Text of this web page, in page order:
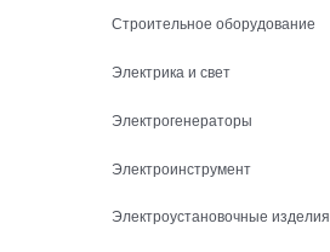
Строительное оборудование
Электрика и свет
Электрогенераторы
Электроинструмент
Электроустановочные изделия